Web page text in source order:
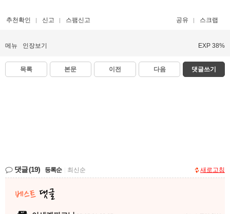
추천확인 신고 스팸신고 공유 스크랩
메뉴 인장보기 EXP 38%
목록 본문 이전 다음 댓글쓰기
댓글(19) 등록순 최신순 새로고침